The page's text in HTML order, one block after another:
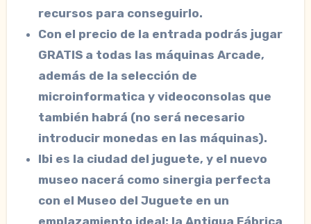
recursos para conseguirlo.
Con el precio de la entrada podrás jugar
GRATIS a todas las máquinas Arcade,
además de la selección de
microinformatica y videoconsolas que
también habrá (no será necesario
introducir monedas en las máquinas).
Ibi es la ciudad del juguete, y el nuevo
museo nacerá como sinergia perfecta
con el Museo del Juguete en un
emplazamiento ideal: la Antigua Fábrica